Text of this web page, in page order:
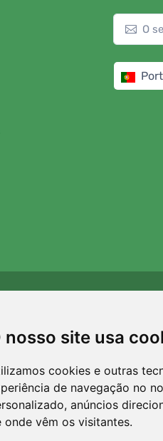
nosso site usa
cookies e outras
de navegação no
anúncios
onde vêm os visitantes.
em qualquer